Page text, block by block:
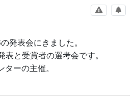
発表会にきました。
と受賞者の選考会です。
ーの主催。